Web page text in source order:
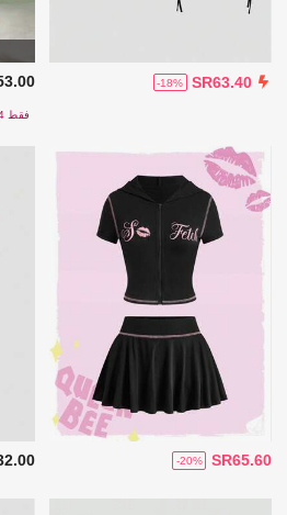
SR63.40
-18%
فقط 4 بيقي
SR65.60
-20%